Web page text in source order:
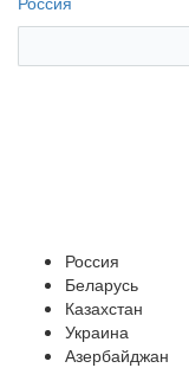
Россия
Беларусь
Казахстан
Украина
Азербайджан